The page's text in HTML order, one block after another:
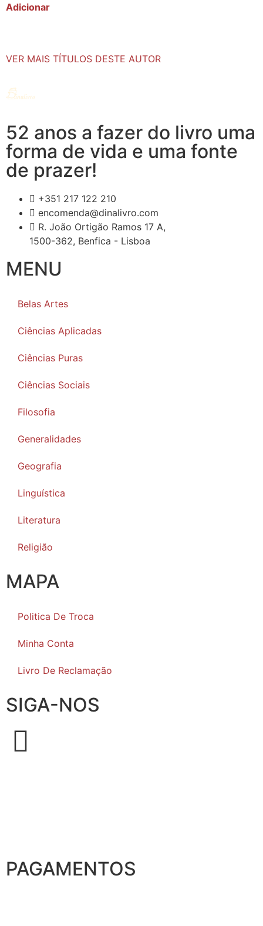
Adicionar
VER MAIS TÍTULOS DESTE AUTOR
52 anos a fazer do livro uma
forma de vida e uma fonte
de prazer!
+351 217 122 210
encomenda@dinalivro.com
R. João Ortigão Ramos 17 A,
1500-362, Benfica - Lisboa
MENU
Belas Artes
Ciências Aplicadas
Ciências Puras
Ciências Sociais
Filosofia
Generalidades
Geografia
Linguística
Literatura
Religião
MAPA
Politica De Troca
Minha Conta
Livro De Reclamação
SIGA-NOS
PAGAMENTOS